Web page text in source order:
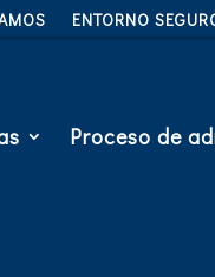
ENTORNO
Proceso de